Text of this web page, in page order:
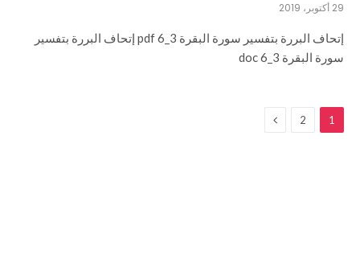
29 أكتوبر، 2019
إتحاف البررة بتفسير سورة البقرة 3_6 pdf إتحاف البررة بتفسير
سورة البقرة 3_6 doc
1
2 التالي